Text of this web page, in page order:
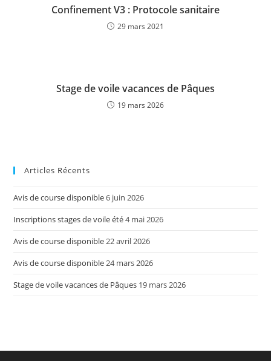
Confinement V3 : Protocole sanitaire
29 mars 2021
Stage de voile vacances de Pâques
19 mars 2026
Articles Récents
Avis de course disponible6 juin 2026
Inscriptions stages de voile été4 mai 2026
Avis de course disponible22 avril 2026
Avis de course disponible24 mars 2026
Stage de voile vacances de Pâques 19 mars 2026